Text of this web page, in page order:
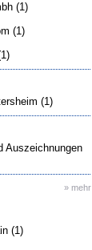
(1)
(1)
(1)
Auszeichnungen
» mehr
(1)